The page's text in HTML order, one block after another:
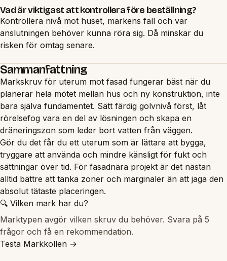
Vad är viktigast att kontrollera före beställning?
Kontrollera nivå mot huset, markens fall och var
anslutningen behöver kunna röra sig. Då minskar du
risken för omtag senare.
Sammanfattning
Markskruv för uterum mot fasad fungerar bäst när du
planerar hela mötet mellan hus och ny konstruktion, inte
bara själva fundamentet. Sätt färdig golvnivå först, låt
rörelsefog vara en del av lösningen och skapa en
dräneringszon som leder bort vatten från väggen.
Gör du det får du ett uterum som är lättare att bygga,
tryggare att använda och mindre känsligt för fukt och
sättningar över tid. För fasadnära projekt är det nästan
alltid bättre att tänka zoner och marginaler än att jaga den
absolut tätaste placeringen.
🔍 Vilken mark har du?
Marktypen avgör vilken skruv du behöver. Svara på 5
frågor och få en rekommendation.
Testa Markkollen →